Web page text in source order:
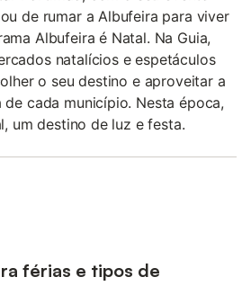
de rumar a Albufeira para viver
Albufeira é Natal. Na Guia,
natalícios e espetáculos
o seu destino e aproveitar a
cada município. Nesta época,
um destino de luz e festa.
férias e tipos de